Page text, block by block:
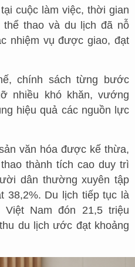
cuộc làm việc, thời gian
thể thao và du lịch đã nỗ
nhiệm vụ được giao, đạt
chính sách từng bước
nhiều khó khăn, vướng
hiệu quả các nguồn lực
văn hóa được kế thừa,
thành tích cao duy trì
dân thường xuyên tập
38,2%. Du lịch tiếp tục là
Nam đón 21,5 triệu
du lịch ước đạt khoảng